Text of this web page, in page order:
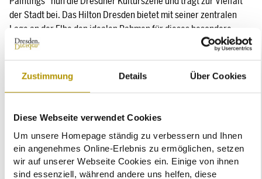
Zustimmung Details Über Cookies
Diese Webseite verwendet Cookies
Um unsere Homepage ständig zu verbessern und Ihnen
ein angenehmes Online-Erlebnis zu ermöglichen, setzen
wir auf unserer Webseite Cookies ein. Einige von ihnen
sind essenziell, während andere uns helfen, diese
der Stadt bei. Das Hilton Dresden bietet mit seiner zentralen
Lage an der Elbe den idealen Rahmen für dieses besondere
Event, das alle Sinne anspricht und Gäste mit seiner Symbiose
Veranstaltung in Dresden zu einem unvergesslichen Erlebnis
www.7paintings.com/dresden